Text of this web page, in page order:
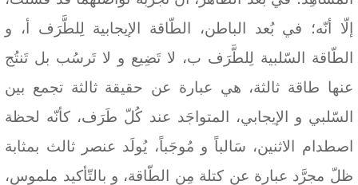
إلّا أنّه؛ في بُعد الباطن، الطّاقة الإيجابية لِلطَّرَف أ، و
الطّاقة السّلبية لِلطَّرَف ب، لا تَضِيع و لا تَرسُب بل تَنتُج
عنها طاقة ثالثة، هي عبارة عن حقيقة ثالثة تجمع بين
السّلبي و الإيجابي، المتواجَد عند كُلّ طَرَف، كأنّه لحظة
اصطدام الاثنين، سَالباً و مُوجَباً، يُولَد عنصر ثالث بمثابة
ظلّ مجرَّد عبارة عن كتلة مِن الطّاقة، و بالتّأكيد ملموس،